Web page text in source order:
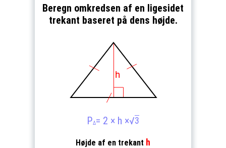
Beregn omkredsen af en ligesidet
trekant baseret på dens højde.
PΔ= 2 × h ×√3
Højde af en trekant h